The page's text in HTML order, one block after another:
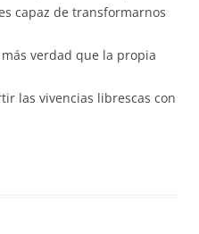
capaz de transformarnos
verdad que la propia
las vivencias librescas con